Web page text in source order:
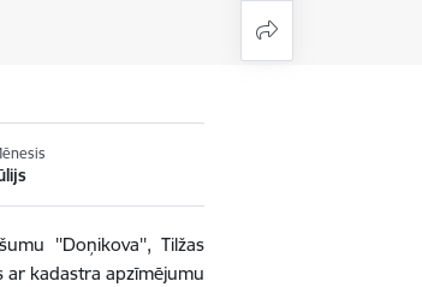
''Doņikova'', Tilžas
kadastra apzīmējumu